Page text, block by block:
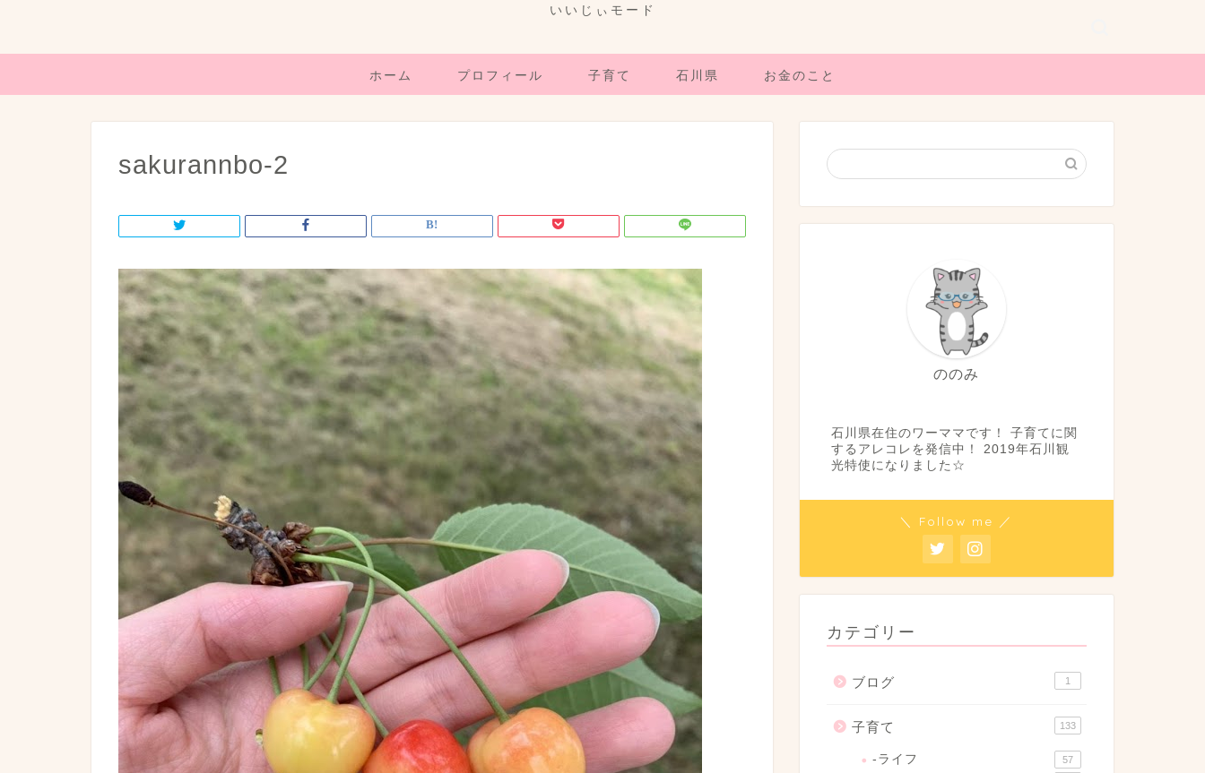
いいじぃモード
ホーム プロフィール 子育て 石川県 お金のこと
sakurannbo-2
ののみ
石川県在住のワーママです！ 子育てに関
するアレコレを発信中！ 2019年石川観
光特使になりました☆
＼ Follow me ／
カテゴリー
ブログ 1
子育て 133
-ライフ 57